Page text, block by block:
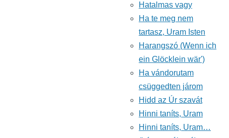
Hatalmas vagy
Ha te meg nem
tartasz, Uram Isten
Harangszó (Wenn ich
ein Glöcklein wär')
Ha vándorutam
csüggedten járom
Hidd az Úr szavát
Hinni taníts, Uram
Hinni taníts, Uram…